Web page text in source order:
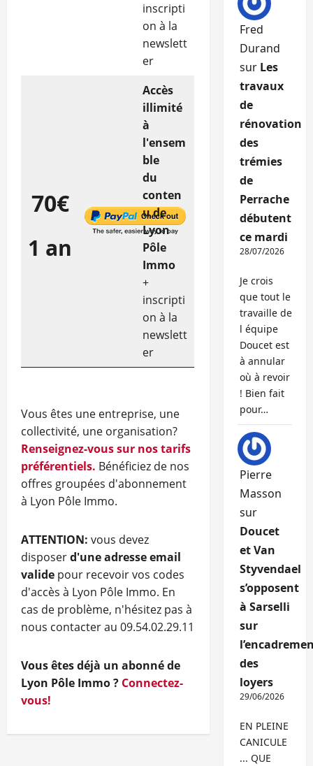
inscripti
on à la
newslett
er
70€
1 an
Accès
illimité
à
l'ensem
ble
du
conten
u de
Lyon
Pôle
Immo
+
inscripti
on à la
newslett
er
Vous êtes une entreprise, une
collectivité, une organisation?
Renseignez-vous sur nos tarifs
préférentiels. Bénéficiez de nos
offres groupées d'abonnement
à Lyon Pôle Immo.
ATTENTION: vous devez
disposerd'une adresse email
valide pour recevoir vos codes
d'accès à Lyon Pôle Immo. En
cas de problème, n'hésitez pas à
nous contacter au 09.54.02.29.11
Vous êtes déjà un abonné de
Lyon Pôle Immo ? Connectez-
vous!
Fred
Durand
sur Les
travaux
de
rénovation
des
trémies
de
Perrache
débutent
ce mardi
28/07/2026
Je crois
que tout le
travaille de
l équipe
Doucet est
à annular
où à revoir
! Bien fait
pour…
Pierre
Masson
sur
Doucet
et Van
Styvendael
s’opposent
à Sarselli
sur
des
loyers
29/06/2026
EN PLEINE
CANICULE
... QUE